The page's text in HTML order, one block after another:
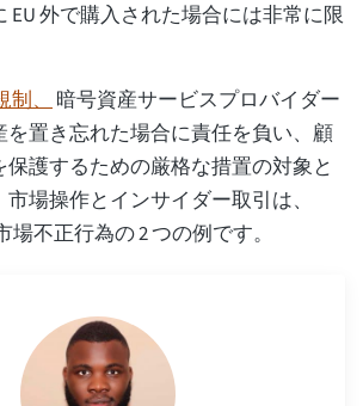
EU 外で購入された場合には非常に限
制、暗号資産サービスプロバイダー
を置き忘れた場合に責任を負い、顧
護するための厳格な措置の対象と
場操作とインサイダー取引は、
場不正行為の 2 つの例です。